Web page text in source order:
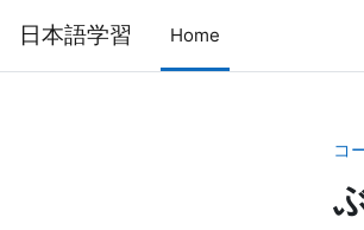
日本語学習 Home
コ